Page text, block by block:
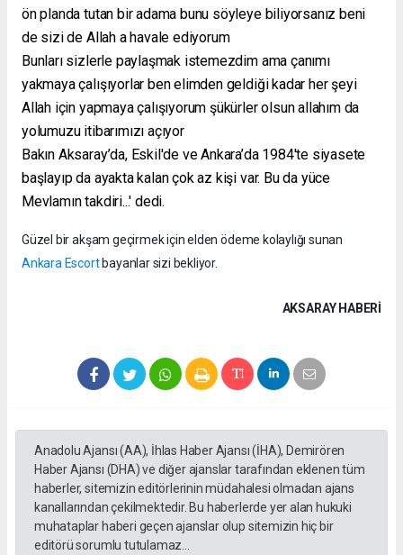
ön planda tutan bir adama bunu söyleye biliyorsanız beni
de sizi de Allah a havale ediyorum
Bunları sizlerle paylaşmak istemezdim ama çanımı
yakmaya çalışıyorlar ben elimden geldiği kadar her şeyi
Allah için yapmaya çalışıyorum şükürler olsun allahım da
yolumuzu itibarımızı açıyor
Bakın Aksaray’da, Eskil'de ve Ankara’da 1984'te siyasete
başlayıp da ayakta kalan çok az kişi var. Bu da yüce
Mevlamın takdiri...' dedi.
Güzel bir akşam geçirmek için elden ödeme kolaylığı sunan
Ankara Escortbayanlar sizi bekliyor.
AKSARAY HABERİ
Anadolu Ajansı (AA), İhlas Haber Ajansı (İHA), Demirören
Haber Ajansı (DHA) ve diğer ajanslar tarafından eklenen tüm
haberler, sitemizin editörlerinin müdahalesi olmadan ajans
kanallarından çekilmektedir. Bu haberlerde yer alan hukuki
muhataplar haberi geçen ajanslar olup sitemizin hiç bir
editörü sorumlu tutulamaz...